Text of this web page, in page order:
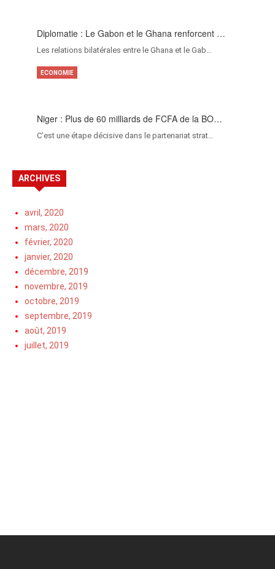
Diplomatie : Le Gabon et le Ghana renforcent …
Les relations bilatérales entre le Ghana et le Gab…
Niger : Plus de 60 milliards de FCFA de la BO…
C’est une étape décisive dans le partenariat strat…
ECONOMIE
ARCHIVES
avril, 2020
mars, 2020
février, 2020
janvier, 2020
décembre, 2019
novembre, 2019
octobre, 2019
septembre, 2019
août, 2019
juillet, 2019